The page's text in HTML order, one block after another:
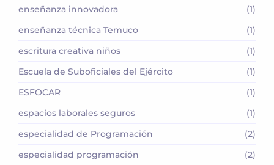
enseñanza innovadora
(1)
enseñanza técnica Temuco
(1)
escritura creativa niños
(1)
Escuela de Suboficiales del Ejército
(1)
ESFOCAR
(1)
espacios laborales seguros
(1)
especialidad de Programación
(2)
especialidad programación
(2)